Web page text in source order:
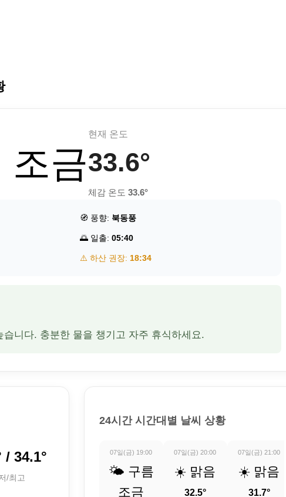
금
현재 온도
33.6°
체감 온도 33.6°
🧭 풍향: 북동풍
🌅 일출: 05:40
⚠️ 하산 권장: 18:34
니다. 충분한 물을 챙기고 자주 휴식하세요.
/ 34.1°
/최고
24시간 시간대별 날씨 상황
07일(금) 19:00
🌤️ 구름
조금
07일(금) 20:00
☀️ 맑음
32.5°
07일(금) 21:00
☀️ 맑음
31.7°